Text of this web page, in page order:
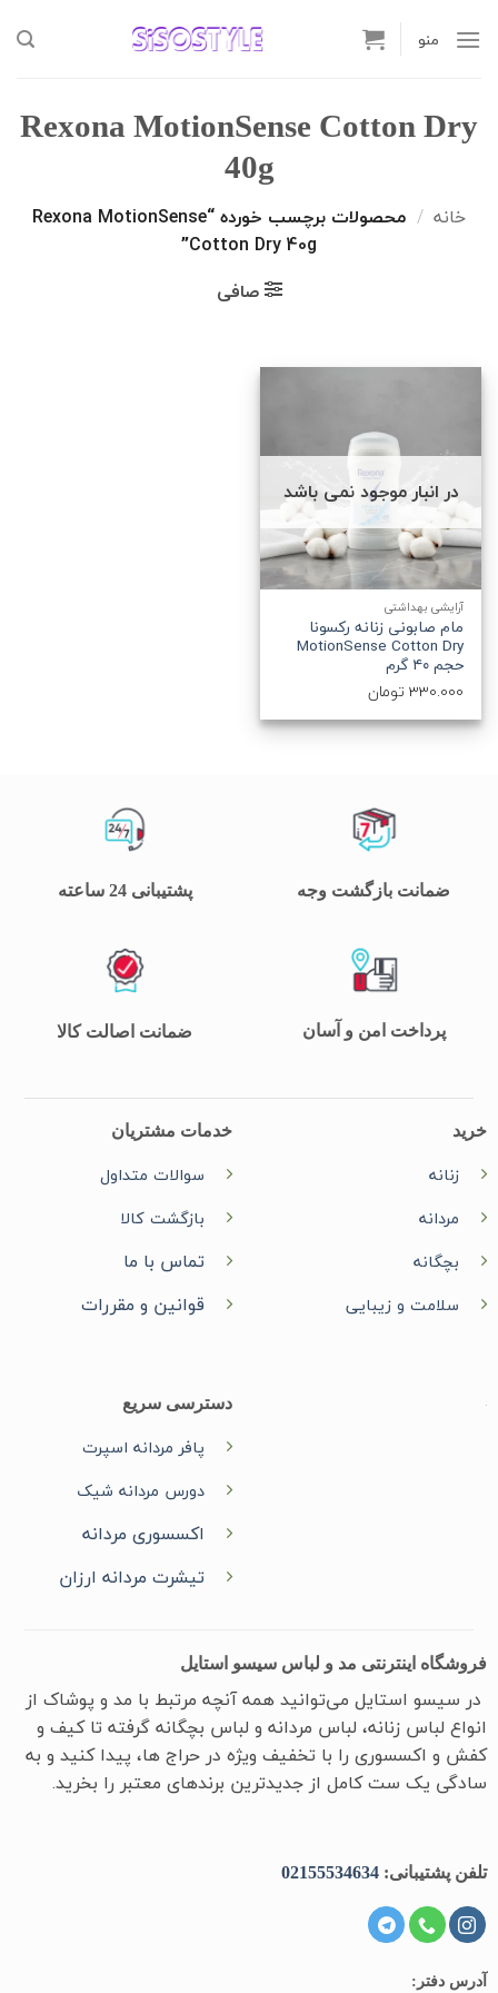
منو
Rexona MotionSense Cotton Dry
40g
خانه /
محصولات برچسب خورده “Rexona MotionSense
Cotton Dry 40g”
صافی
در انبار موجود نمی باشد
آرایشی بهداشتی
مام صابونی زنانه رکسونا
MotionSense Cotton Dry
حجم ۴۰ گرم
330.000تومان
ضمانت بازگشت وجه پشتیبانی 24 ساعته
پرداخت امن و آسان ضمانت اصالت کالا
خرید
زنانه
مردانه
بچگانه
سلامت و زیبایی
خدمات مشتریان
سوالات متداول
بازگشت کالا
تماس با ما
قوانین و مقررات
دسترسی سریع
پافر مردانه اسپرت
دورس مردانه شیک
اکسسوری مردانه
تیشرت مردانه ارزان
فروشگاه اینترنتی مد و لباس سیسو استایل
در سیسو ‌استایل می‌توانید همه آنچه مرتبط با مد و پوشاک از
انواع لباس زنانه، لباس مردانه و لباس بچگانه گرفته تا کیف و
کفش و اکسسوری را با تخفیف ویژه در حراج ها، پیدا کنید و به
سادگی یک ست کامل از جدیدترین‌ برندهای معتبر را بخرید.
تلفن پشتیبانی:02155534634
آدرس دفتر: